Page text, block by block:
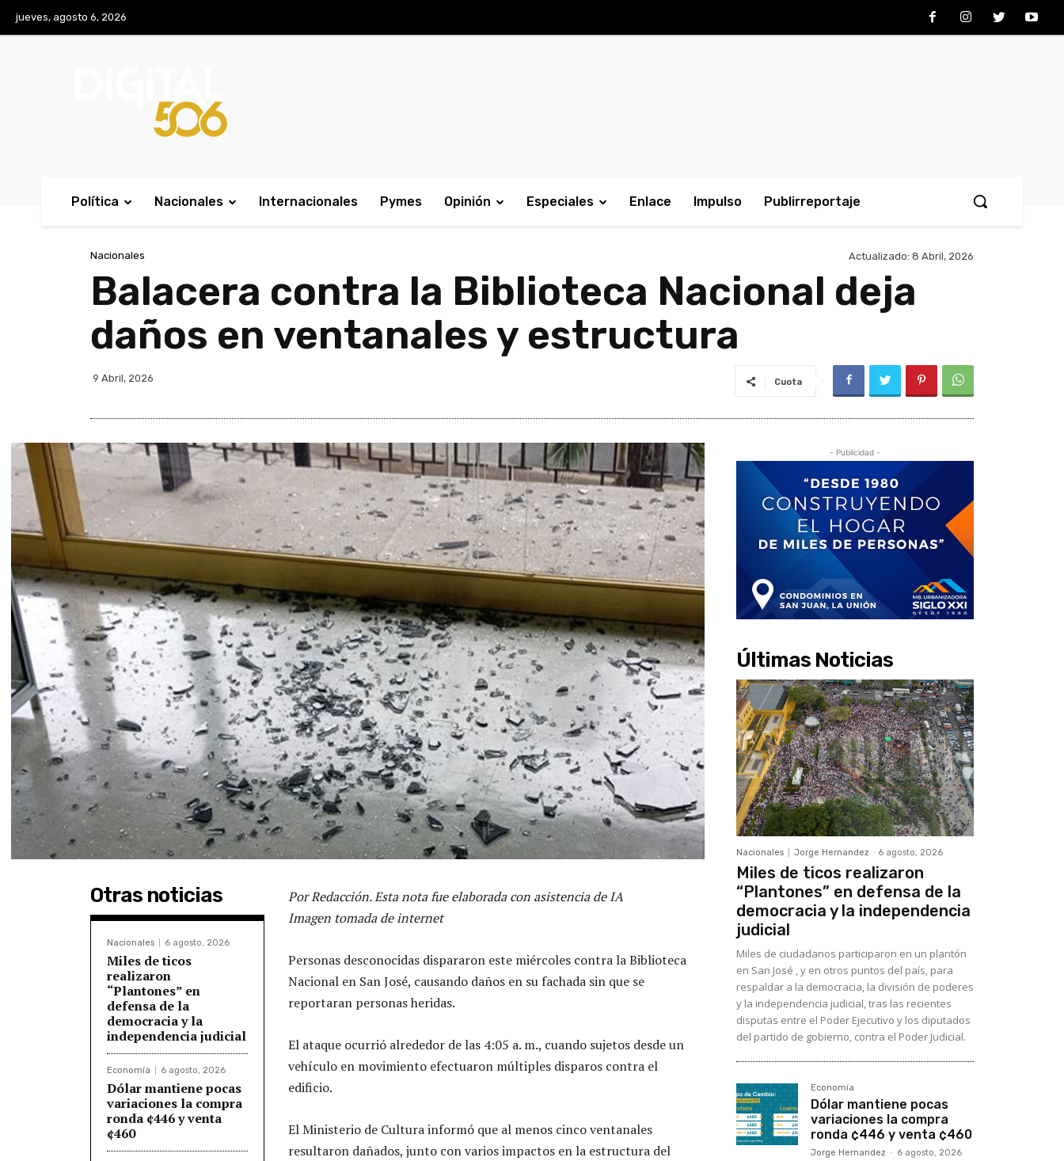
jueves, agosto 6, 2026
Política Nacionales Internacionales Pymes Opinión Especiales Enlace Impulso Publirreportaje
Nacionales Actualizado: 8 Abril, 2026
Balacera contra la Biblioteca Nacional deja
daños en ventanales y estructura
9 Abril, 2026 Cuota
Otras noticias
Nacionales 6 agosto, 2026
Miles de ticos
realizaron
“Plantones” en
defensa de la
democracia y la
independencia judicial
Economía 6 agosto, 2026
Dólar mantiene pocas
variaciones la compra
ronda ¢446 y venta
¢460
Por Redacción. Esta nota fue elaborada con asistencia de IA
Imagen tomada de internet
Personas desconocidas dispararon este miércoles contra la Biblioteca
Nacional en San José, causando daños en su fachada sin que se
reportaran personas heridas.
El ataque ocurrió alrededor de las 4:05 a. m., cuando sujetos desde un
vehículo en movimiento efectuaron múltiples disparos contra el
edificio.
El Ministerio de Cultura informó que al menos cinco ventanales
resultaron dañados, junto con varios impactos en la estructura del
- Publicidad -
Últimas Noticias
Nacionales Jorge Hernandez - 6 agosto, 2026
Miles de ticos realizaron
“Plantones” en defensa de la
democracia y la independencia
judicial
Miles de ciudadanos participaron en un plantón
en San José , y en otros puntos del país, para
respaldar a la democracia, la división de poderes
y la independencia judicial, tras las recientes
disputas entre el Poder Ejecutivo y los diputados
del partido de gobierno, contra el Poder Judicial.
Economía
Dólar mantiene pocas
variaciones la compra
ronda ¢446 y venta ¢460
Jorge Hernandez - 6 agosto, 2026